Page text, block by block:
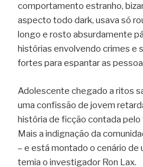
comportamento estranho,
aspecto todo dark, usava só
longo e rosto absurdamente
histórias envolvendo crimes e
fortes para espantar as
Adolescente chegado a ritos
uma confissão de jovem
história de ficção contada pelo
Mais a indignação da
– e está montado o cenário de
temia o investigador Ron Lax.